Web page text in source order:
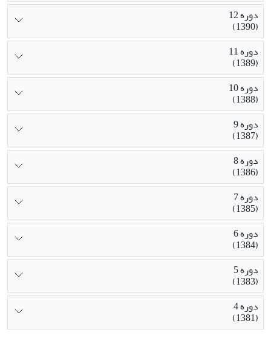
دوره 12
(1390)
دوره 11
(1389)
دوره 10
(1388)
دوره 9
(1387)
دوره 8
(1386)
دوره 7
(1385)
دوره 6
(1384)
دوره 5
(1383)
دوره 4
(1381)